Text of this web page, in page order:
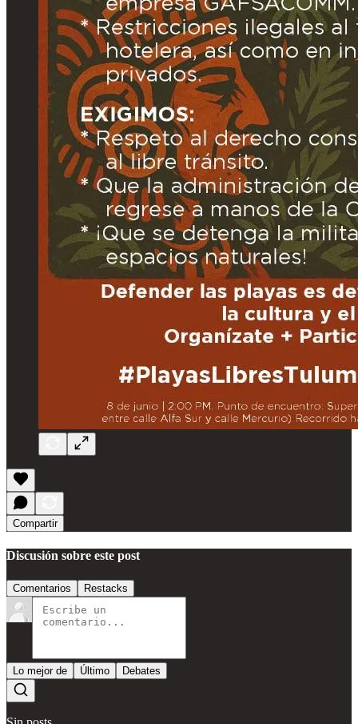
Compartir
Discusión sobre este post
Comentarios Restacks
Lo mejor de Último Debates